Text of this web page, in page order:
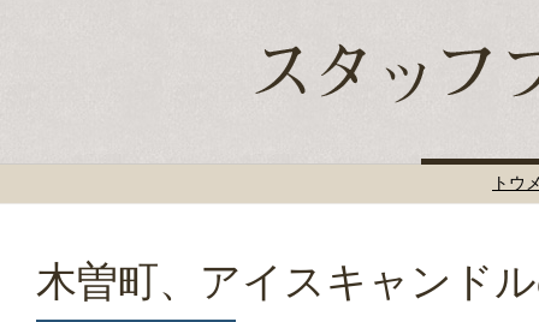
トウ
木曽町、アイスキャンド